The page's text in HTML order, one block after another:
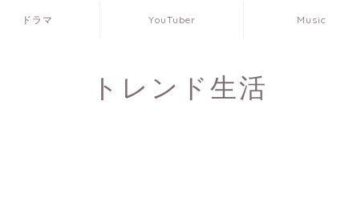
ドラマ YouTuber Music
トレンド生活